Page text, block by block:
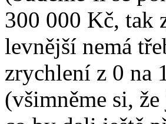
300 000 Kč, tak
levnější nemá
zrychlení z 0 na
(všimněme si,